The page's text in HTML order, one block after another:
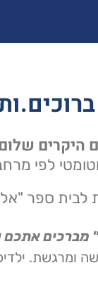
היקרים
לפי
לבית ספר
מברכים
ומרגשת.